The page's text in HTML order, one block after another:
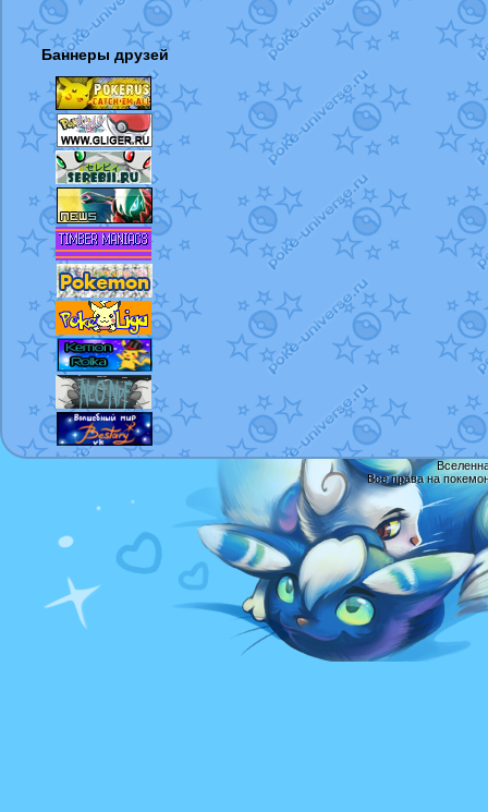
Баннеры друзей
Все права на